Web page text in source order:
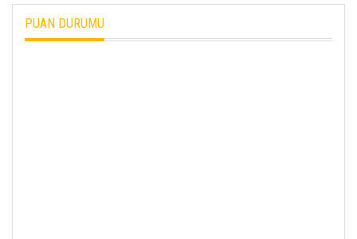
PUAN DURUMU